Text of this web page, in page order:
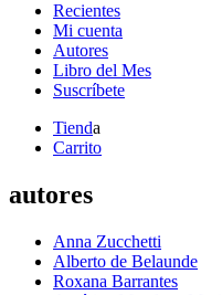
Recientes
Mi cuenta
Autores
Libro del Mes
Suscríbete
Tienda
Carrito
autores
Anna Zucchetti
Alberto de Belaunde
Roxana Barrantes